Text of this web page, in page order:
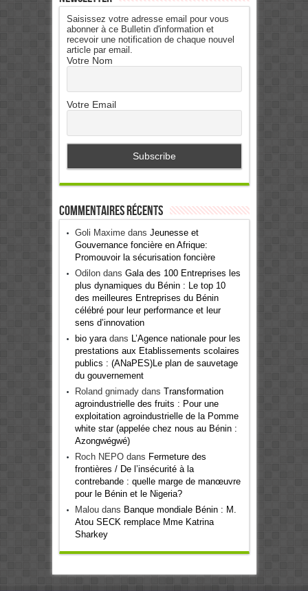
Saisissez votre adresse email pour vous
abonner à ce Bulletin d'information et
recevoir une notification de chaque nouvel
article par email.
Votre Nom
Votre Email
Commentaires récents
Goli Maximedans Jeunesse et
Gouvernance foncière en Afrique:
Promouvoir la sécurisation foncière
Odilondans Gala des 100 Entreprises les
plus dynamiques du Bénin : Le top 10
des meilleures Entreprises du Bénin
célébré pour leur performance et leur
sens d’innovation
bio yaradans
L’Agence nationale pour les
prestations aux Etablissements scolaires
publics : (ANaPES)Le plan de sauvetage
du gouvernement
Roland gnimadydans Transformation
agroindustrielle des fruits : Pour une
exploitation agroindustrielle de la Pomme
white star (appelée chez nous au Bénin :
Azongwégwé)
Roch NEPOdans Fermeture des
frontières / De l’insécurité à la
contrebande : quelle marge de manœuvre
pour le Bénin et le Nigeria?
Maloudans Banque mondiale Bénin : M.
Atou SECK remplace Mme Katrina
Sharkey